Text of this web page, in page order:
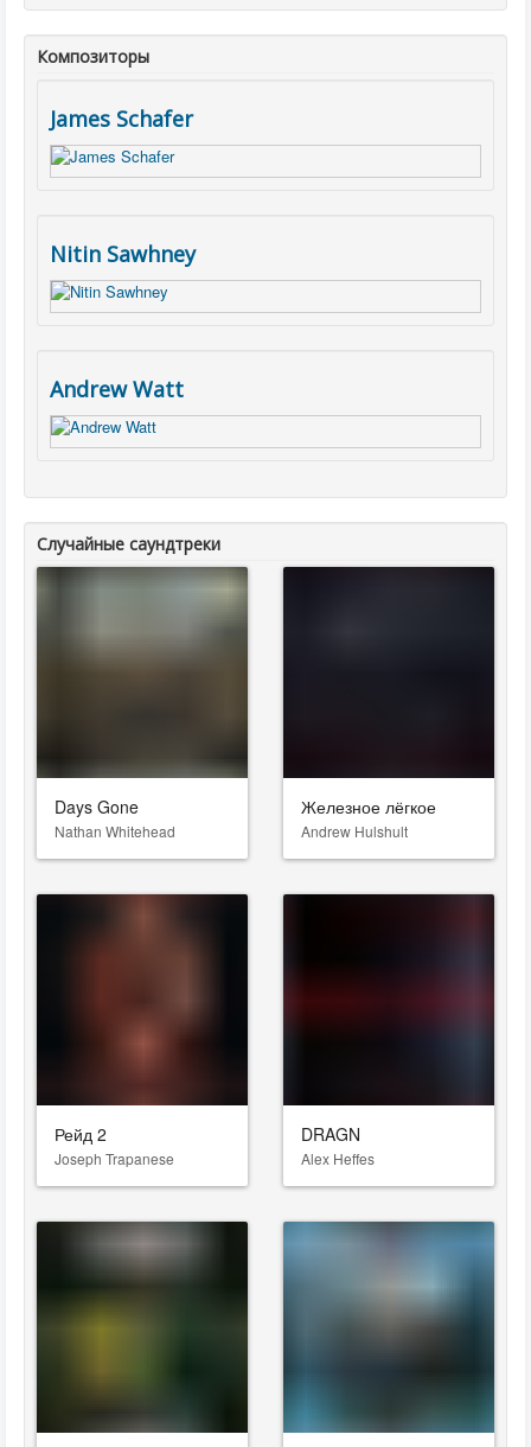
Композиторы
James Schafer
Nitin Sawhney
Andrew Watt
Случайные саундтреки
Days Gone
Nathan Whitehead
Железное лёгкое
Andrew Hulshult
Рейд 2
Joseph Trapanese
DRAGN
Alex Heffes